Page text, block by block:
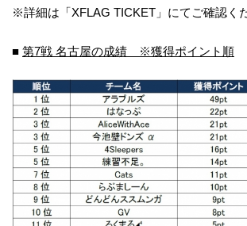
※詳細は「XFLAG TICKET」にてご確認く
■ 第7戦 名古屋の成績 ※獲得ポイント順